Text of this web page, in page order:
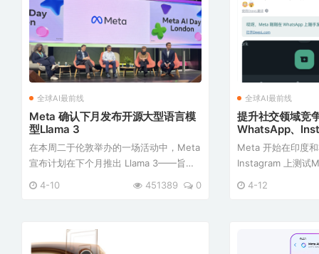
全球AI最前线
Meta 确认下月发布开源大型语言模
型Llama 3
在本周二于伦敦举办的一场活动中，Meta
宣布计划在下个月推出 Llama 3——旨在
支持生成式 AI 助手的下一代大型语言模
4-10 451389 0
全球AI最前线
提升社交领域竞
WhatsApp、
AI聊天机器
Meta 开始在印度
Instagram 上测试
Meta AI与搜索栏
4-12